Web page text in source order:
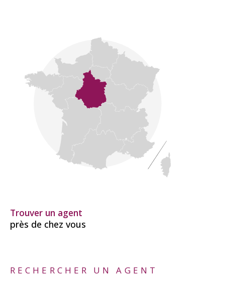
Trouver un agent
près de chez vous
RECHERCHER UN AGENT